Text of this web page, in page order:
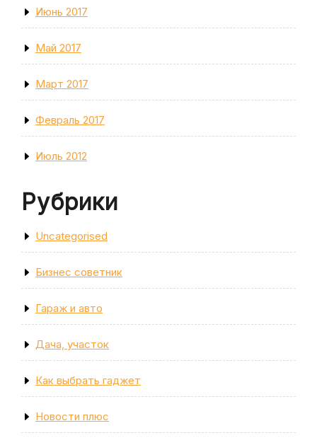
Июнь 2017
Май 2017
Март 2017
Февраль 2017
Июль 2012
Рубрики
Uncategorised
Бизнес советник
Гараж и авто
Дача, участок
Как выбрать гаджет
Новости плюс